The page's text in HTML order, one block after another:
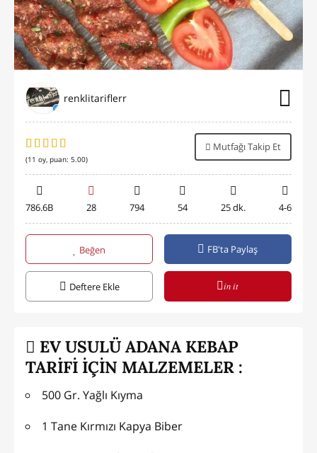
renklitariflerr
(11 oy, puan: 5.00)
Mutfağı Takip Et
786.6B 28 794 54 25 dk. 4-6
Beğen FB'ta Paylaş
Deftere Ekle in it
EV USULÜ ADANA KEBAP
TARİFİ İÇİN MALZEMELER :
500 Gr. Yağlı Kıyma
1 Tane Kırmızı Kapya Biber